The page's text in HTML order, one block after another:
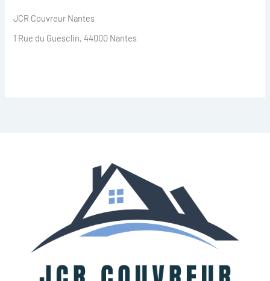
JCR Couvreur Nantes
1 Rue du Guesclin, 44000 Nantes